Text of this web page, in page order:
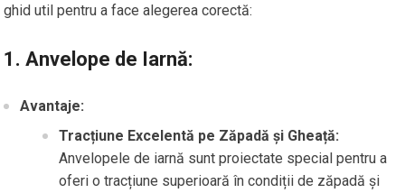
ghid util pentru a face alegerea corectă:
1.Anvelope de Iarnă:
Avantaje:
Tracțiune Excelentă pe Zăpadă și Gheață:
Anvelopele de iarnă sunt proiectate special pentru a
oferi o tracțiune superioară în condiții de zăpadă și